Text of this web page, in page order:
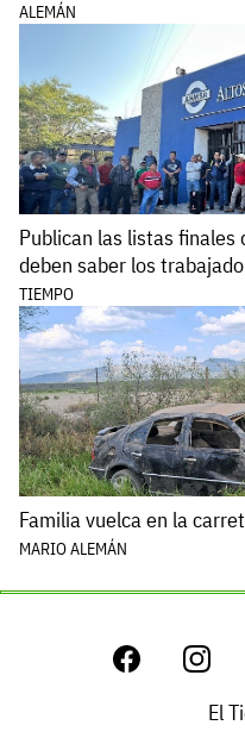
ALEMÁN
Publican las listas
deben saber los
TIEMPO
Familia vuelca en la
MARIO ALEMÁN
El